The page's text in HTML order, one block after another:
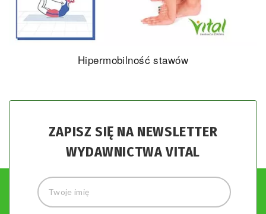
Hipermobilność stawów
ZAPISZ SIĘ NA NEWSLETTER
WYDAWNICTWA VITAL